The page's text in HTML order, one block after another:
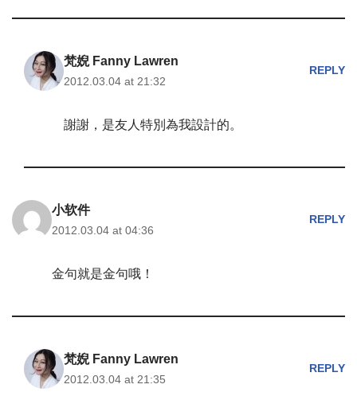
梵婗 Fanny Lawren
2012.03.04 at 21:32
REPLY
謝謝，是友人特別為我設計的。
小软件
2012.03.04 at 04:36
REPLY
金句就是金句哦！
梵婗 Fanny Lawren
2012.03.04 at 21:35
REPLY